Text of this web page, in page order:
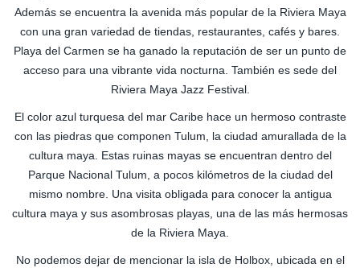
Además se encuentra la avenida más popular de la Riviera Maya
con una gran variedad de tiendas, restaurantes, cafés y bares.
Playa del Carmen se ha ganado la reputación de ser un punto de
acceso para una vibrante vida nocturna. También es sede del
Riviera Maya Jazz Festival.
El color azul turquesa del mar Caribe hace un hermoso contraste
con las piedras que componen Tulum, la ciudad amurallada de la
cultura maya. Estas ruinas mayas se encuentran dentro del
Parque Nacional Tulum, a pocos kilómetros de la ciudad del
mismo nombre. Una visita obligada para conocer la antigua
cultura maya y sus asombrosas playas, una de las más hermosas
de la Riviera Maya.
No podemos dejar de mencionar la isla de Holbox, ubicada en el